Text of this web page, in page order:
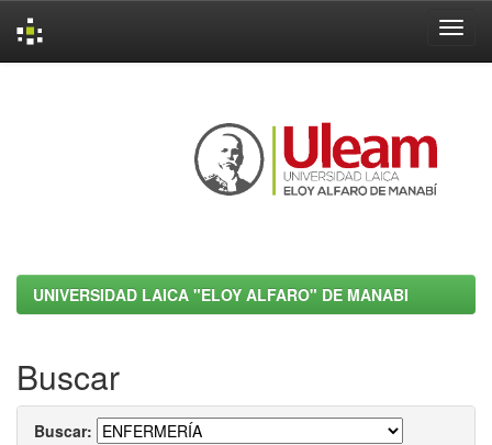
UNIVERSIDAD LAICA "ELOY ALFARO" DE MANABI
Buscar
Buscar: